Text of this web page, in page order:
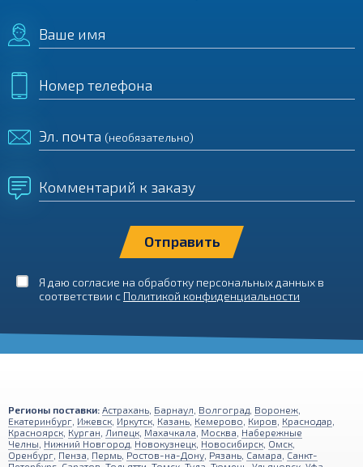
Ваше имя
Номер телефона
Эл. почта (необязательно)
Комментарий к заказу
Я даю согласие на обработку персональных данных в
соответствии с Политикой конфиденциальности
Регионы поставки: Астрахань Барнаул Волгоград Воронеж
Екатеринбург Ижевск Иркутск Казань Кемерово Киров Краснодар
Красноярск Курган Липецк Махачкала Москва Набережные
Челны Нижний Новгород Новокузнецк Новосибирск Омск
Оренбург Пенза Пермь Ростов-на-Дону Рязань Самара Санкт-